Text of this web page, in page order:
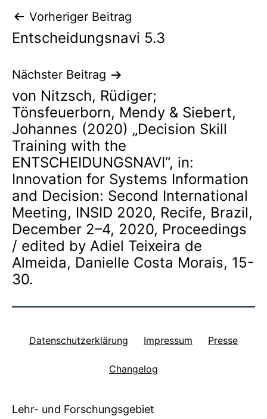
Beitragsnavigation
Vorheriger Beitrag
Entscheidungsnavi 5.3
Nächster Beitrag
von Nitzsch, Rüdiger;
Tönsfeuerborn, Mendy & Siebert,
Johannes (2020) „Decision Skill
Training with the
ENTSCHEIDUNGSNAVI“, in:
Innovation for Systems Information
and Decision: Second International
Meeting, INSID 2020, Recife, Brazil,
December 2–4, 2020, Proceedings
/ edited by Adiel Teixeira de
Almeida, Danielle Costa Morais, 15-
30.
Datenschutzerklärung Impressum Presse
Changelog
Lehr- und Forschungsgebiet